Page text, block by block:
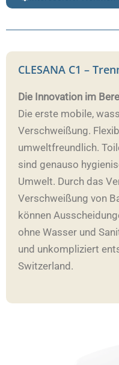
CLESANA C1 –
Die Innovation im
Die erste mobile,
Verschweißung.
umweltfreundlich.
sind genauso
Umwelt. Durch das
Verschweißung von
können
ohne Wasser und
und unkompliziert
Switzerland.